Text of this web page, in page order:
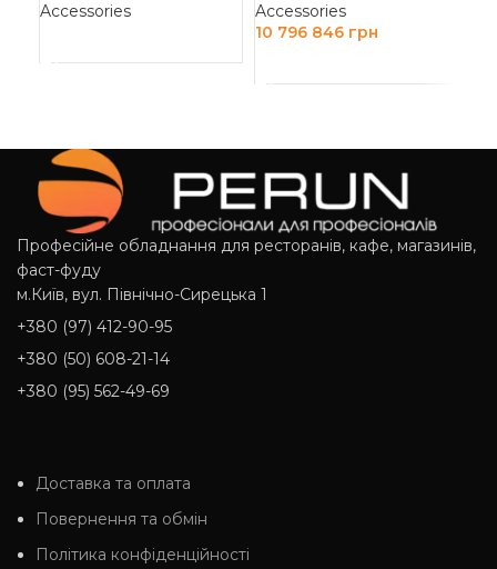
Accessories
Accessories
10 796 846 грн
Професійне обладнання для ресторанів, кафе, магазинів,
фаст-фуду
м.Київ, вул. Північно-Сирецька 1
+380 (97) 412-90-95
+380 (50) 608-21-14
+380 (95) 562-49-69
Доставка та оплата
Повернення та обмін
Політика конфіденційності